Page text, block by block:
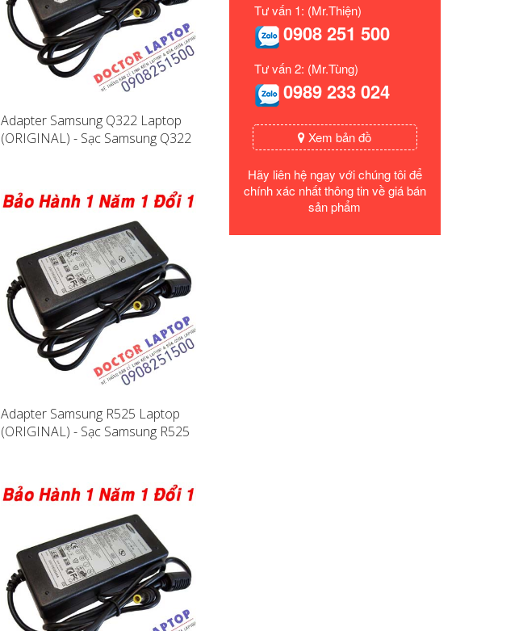
Adapter Samsung Q322 Laptop
(ORIGINAL) - Sạc Samsung Q322
Adapter Samsung R525 Laptop
(ORIGINAL) - Sạc Samsung R525
Tư vấn 1: (Mr.Thiện)
0908 251 500
Tư vấn 2: (Mr.Tùng)
0989 233 024
Xem bản đồ
Hãy liên hệ ngay với chúng tôi để
chính xác nhất thông tin về giá bán
sản phẩm